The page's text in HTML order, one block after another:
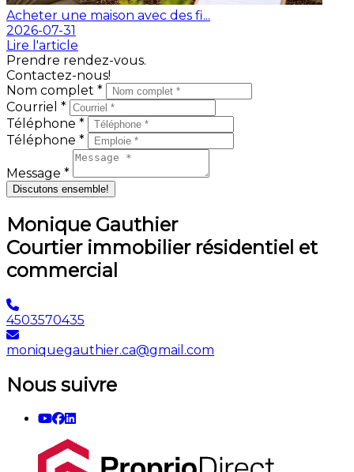
Acheter une maison avec des fi...
2026-07-31
Lire l'article
Prendre rendez-vous.
Contactez-nous!
Nom complet *
Courriel *
Téléphone *
Téléphone *
Message *
Discutons ensemble!
Monique Gauthier
Courtier immobilier résidentiel et
commercial
4503570435
moniquegauthier.ca@gmail.com
Nous suivre